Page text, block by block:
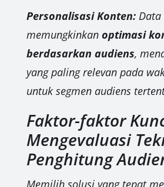
Personalisasi Konten:Data
memungkinkan optimasi
berdasarkan audiens,
yang paling relevan pada
untuk segmen audiens
Faktor-faktor
Mengevaluasi
Penghitung